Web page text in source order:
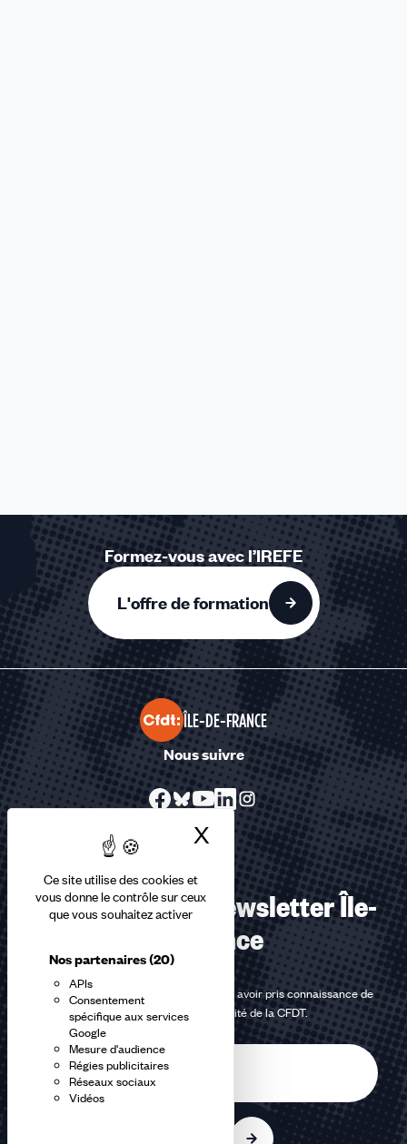
Ce site utilise des cookies et
vous donne le contrôle sur ceux
que vous souhaitez activer
Nos partenaires(20)
APIs
Consentement
spécifique aux services
Google
Mesure d'audience
Régies publicitaires
Réseaux sociaux
Vidéos
X Masquer le
Formez-vous avec l’IREFE
L'offre de formation
ÎLE-DE-FRANCE
Nous suivre
S’abonner à la Newsletter Île-
de-France
En m'inscrivant à la newsletter, j'affirme avoir pris connaissance de
lapolitique de confidentialité de la CFDT.